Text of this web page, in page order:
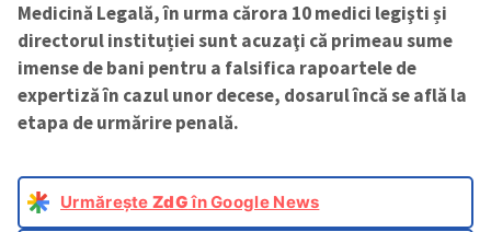
Medicină Legală, în urma cărora 10 medici legişti și
directorul instituției sunt acuzaţi că primeau sume
imense de bani pentru a falsifica rapoartele de
expertiză în cazul unor decese, dosarul încă se află la
etapa de urmărire penală.
Urmărește ZdGîn Google News